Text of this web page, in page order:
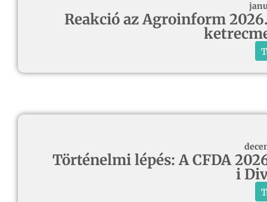
Reakció az Agroinform
Történelmi lépés: A CFDA
i